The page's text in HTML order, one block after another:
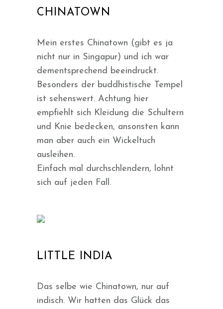
CHINATOWN
Mein erstes Chinatown (gibt es ja
nicht nur in Singapur) und ich war
dementsprechend beeindruckt.
Besonders der buddhistische Tempel
ist sehenswert. Achtung hier
empfiehlt sich Kleidung die Schultern
und Knie bedecken, ansonsten kann
man aber auch ein Wickeltuch
ausleihen.
Einfach mal durchschlendern, lohnt
sich auf jeden Fall.
LITTLE INDIA
Das selbe wie Chinatown, nur auf
indisch. Wir hatten das Glück das